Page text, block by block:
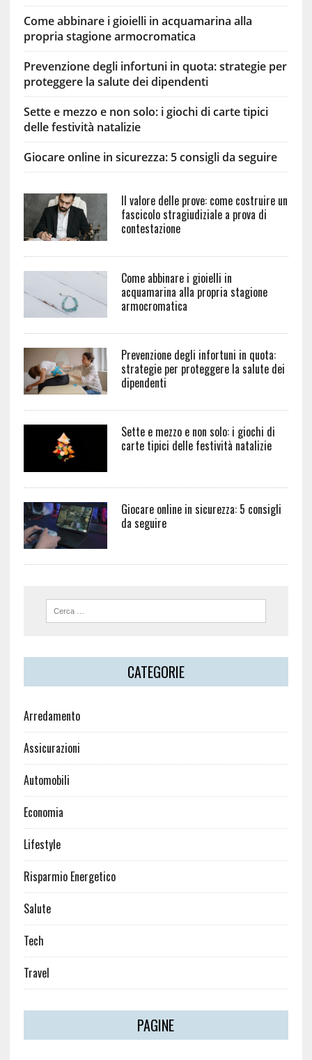
Come abbinare i gioielli in acquamarina alla
propria stagione armocromatica
Prevenzione degli infortuni in quota: strategie per
proteggere la salute dei dipendenti
Sette e mezzo e non solo: i giochi di carte tipici
delle festività natalizie
Giocare online in sicurezza: 5 consigli da seguire
Il valore delle prove: come costruire un
fascicolo stragiudiziale a prova di
contestazione
Come abbinare i gioielli in
acquamarina alla propria stagione
armocromatica
Prevenzione degli infortuni in quota:
strategie per proteggere la salute dei
dipendenti
Sette e mezzo e non solo: i giochi di
carte tipici delle festività natalizie
Giocare online in sicurezza: 5 consigli
da seguire
CATEGORIE
Arredamento
Assicurazioni
Automobili
Economia
Lifestyle
Risparmio Energetico
Salute
Tech
Travel
PAGINE